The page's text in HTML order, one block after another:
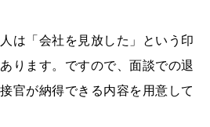
は「会社を見放した」という印
ります。ですので、面談での退
官が納得できる内容を用意して